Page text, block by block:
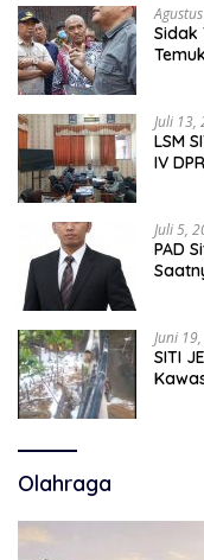
Sidak
Juli 13,
LSM
IV
Juli 5,
PAD
Juni
SITI
Olahraga